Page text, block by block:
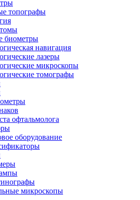
топографы
биометры
навигация
лазеры
микроскопы
томографы
офтальмолога
оборудование
микроскопы